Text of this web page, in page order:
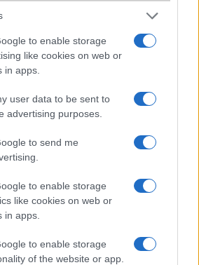
to enable storage
like cookies on web or
in apps.
user data to be sent to
advertising purposes.
to send me
to enable storage
like cookies on web or
in apps.
to enable storage
of the website or app.
félig hivatalos ROM, de bátran
fel Xiaomi és egyéb gyártók